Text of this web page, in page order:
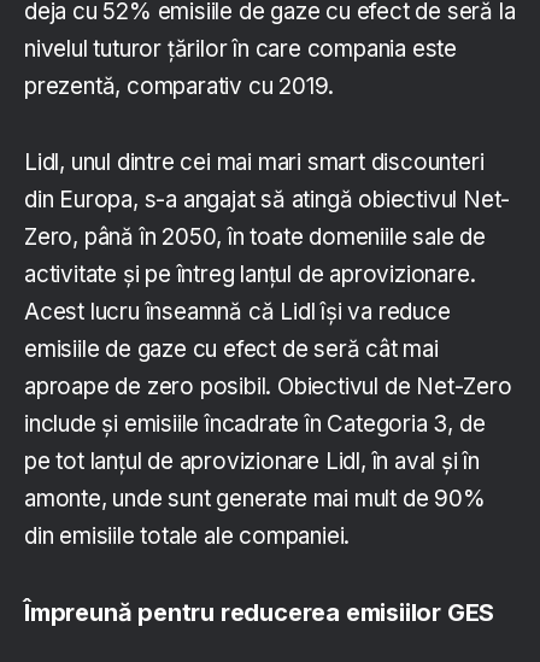
deja cu 52% emisiile de gaze cu efect de seră la
nivelul tuturor țărilor în care compania este
prezentă, comparativ cu 2019.
Lidl, unul dintre cei mai mari smart discounteri
din Europa, s-a angajat să atingă obiectivul Net-
Zero, până în 2050, în toate domeniile sale de
activitate și pe întreg lanțul de aprovizionare.
Acest lucru înseamnă că Lidl își va reduce
emisiile de gaze cu efect de seră cât mai
aproape de zero posibil. Obiectivul de Net-Zero
include și emisiile încadrate în Categoria 3, de
pe tot lanțul de aprovizionare Lidl, în aval și în
amonte, unde sunt generate mai mult de 90%
din emisiile totale ale companiei.
Împreună pentru reducerea emisiilor GES